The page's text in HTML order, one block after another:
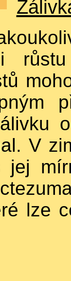
V
lze